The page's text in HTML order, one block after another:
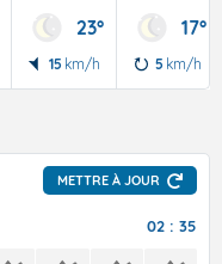
23°
15 km/h
17°
5 km/h
METTRE À JOUR
02 : 35